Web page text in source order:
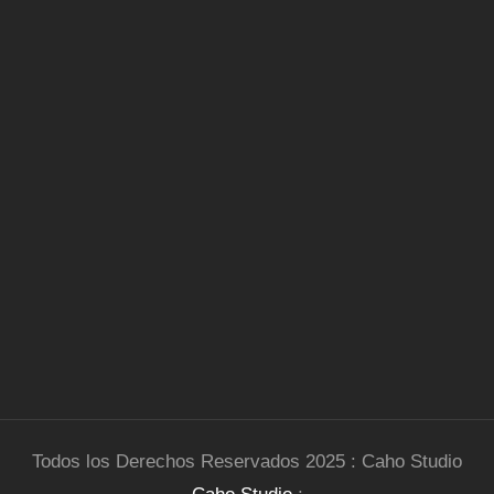
Todos los Derechos Reservados 2025 : Caho Studio